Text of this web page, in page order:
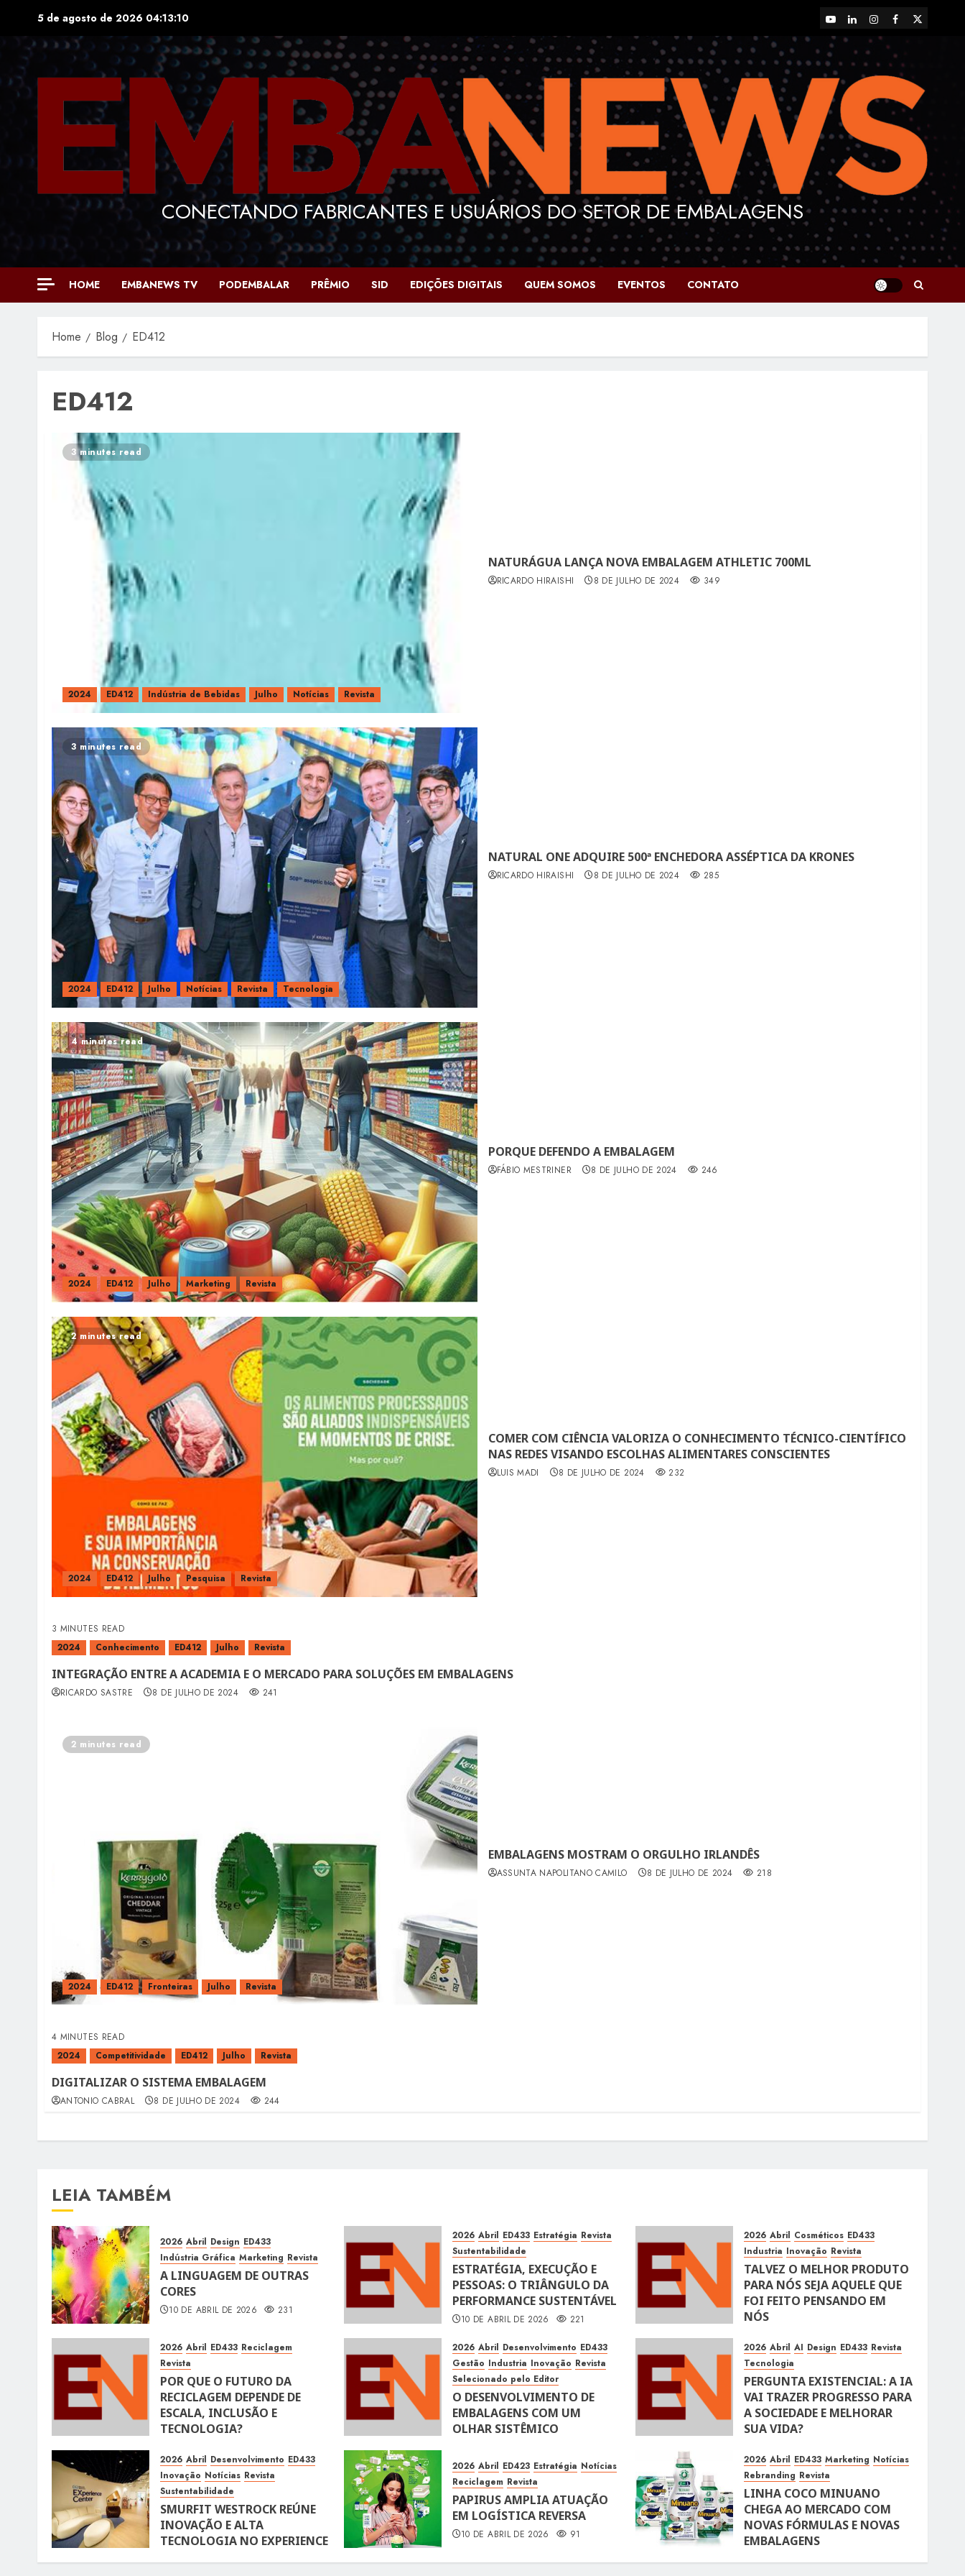
content
5 de agosto de 2026 04:13:11 YouTubeLinkedInInstagram
Facebook
X
CONECTANDO FABRICANTES E USUÁRIOS DO SETOR DE EMBALAGENS
HOME EMBANEWS TV PODEMBALAR PRÊMIO SID EDIÇÕES DIGITAIS QUEM SOMOS EVENTOS CONTATO
Home Blog ED412
ED412
3 minutes read
2024 ED412 Indústria de Bebidas Julho Notícias Revista
NATURÁGUA LANÇA NOVA EMBALAGEM ATHLETIC 700ML
RICARDO HIRAISHI 8 DE JULHO DE 2024 349
3 minutes read
2024 ED412 Julho Notícias Revista Tecnologia
NATURAL ONE ADQUIRE 500ª ENCHEDORA ASSÉPTICA DA KRONES
RICARDO HIRAISHI 8 DE JULHO DE 2024 285
4 minutes read
2024 ED412 Julho Marketing Revista
PORQUE DEFENDO A EMBALAGEM
FÁBIO MESTRINER 8 DE JULHO DE 2024 246
2 minutes read
2024 ED412 Julho Pesquisa Revista
COMER COM CIÊNCIA VALORIZA O CONHECIMENTO TÉCNICO-CIENTÍFICO
NAS REDES VISANDO ESCOLHAS ALIMENTARES CONSCIENTES
LUIS MADI 8 DE JULHO DE 2024 232
3 MINUTES READ
2024
Conhecimento ED412 Julho Revista
INTEGRAÇÃO ENTRE A ACADEMIA E O MERCADO PARA SOLUÇÕES EM EMBALAGENS
RICARDO SASTRE 8 DE JULHO DE 2024 241
2 minutes read
2024 ED412 Fronteiras Julho Revista
EMBALAGENS MOSTRAM O ORGULHO IRLANDÊS
ASSUNTA NAPOLITANO CAMILO 8 DE JULHO DE 2024 218
4 MINUTES READ
2024
Competitividade ED412 Julho Revista
DIGITALIZAR O SISTEMA EMBALAGEM
ANTONIO CABRAL 8 DE JULHO DE 2024 244
LEIA TAMBÉM
2026 Abril Design ED433
Indústria Gráfica Marketing Revista
A LINGUAGEM DE OUTRAS
CORES
10 DE ABRIL DE 2026 231
2026 Abril ED433 Estratégia Revista
Sustentabilidade
ESTRATÉGIA, EXECUÇÃO E
PESSOAS: O TRIÂNGULO DA
PERFORMANCE SUSTENTÁVEL
10 DE ABRIL DE 2026 221
2026 Abril Cosméticos ED433
Industria Inovação Revista
TALVEZ O MELHOR PRODUTO
PARA NÓS SEJA AQUELE QUE
FOI FEITO PENSANDO EM
NÓS
2026 Abril ED433 Reciclagem
Revista
POR QUE O FUTURO DA
RECICLAGEM DEPENDE DE
ESCALA, INCLUSÃO E
TECNOLOGIA?
2026 Abril Desenvolvimento ED433
Gestão Industria Inovação Revista
Selecionado pelo Editor
O DESENVOLVIMENTO DE
EMBALAGENS COM UM
OLHAR SISTÊMICO
2026 Abril AI Design ED433 Revista
Tecnologia
PERGUNTA EXISTENCIAL: A IA
VAI TRAZER PROGRESSO PARA
A SOCIEDADE E MELHORAR
SUA VIDA?
2026 Abril Desenvolvimento ED433
Inovação Notícias Revista
Sustentabilidade
SMURFIT WESTROCK REÚNE
INOVAÇÃO E ALTA
TECNOLOGIA NO EXPERIENCE
2026 Abril ED423 Estratégia Notícias
Reciclagem Revista
PAPIRUS AMPLIA ATUAÇÃO
EM LOGÍSTICA REVERSA
10 DE ABRIL DE 2026 91
2026 Abril ED433 Marketing Notícias
Rebranding Revista
LINHA COCO MINUANO
CHEGA AO MERCADO COM
NOVAS FÓRMULAS E NOVAS
EMBALAGENS
10 DE ABRIL DE 2026 122